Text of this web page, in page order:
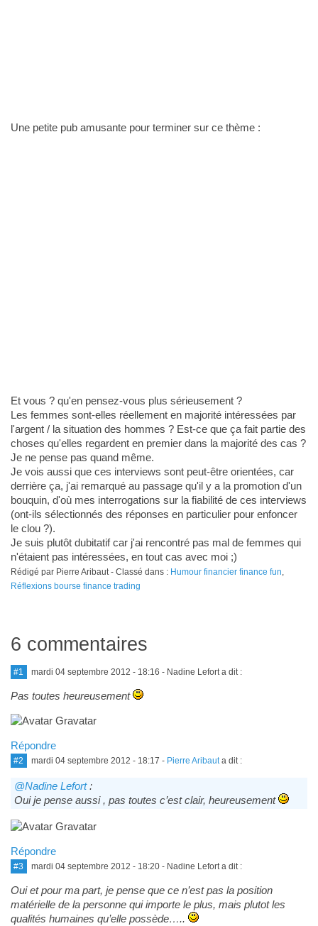
Une petite pub amusante pour terminer sur ce thème :
Et vous ? qu'en pensez-vous plus sérieusement ?
Les femmes sont-elles réellement en majorité intéressées par
l'argent / la situation des hommes ? Est-ce que ça fait partie des
choses qu'elles regardent en premier dans la majorité des cas ?
Je ne pense pas quand même.
Je vois aussi que ces interviews sont peut-être orientées, car
derrière ça, j'ai remarqué au passage qu'il y a la promotion d'un
bouquin, d'où mes interrogations sur la fiabilité de ces interviews
(ont-ils sélectionnés des réponses en particulier pour enfoncer
le clou ?).
Je suis plutôt dubitatif car j'ai rencontré pas mal de femmes qui
n'étaient pas intéressées, en tout cas avec moi ;)
Rédigé par Pierre Aribaut - Classé dans : Humour financier finance fun,
Réflexions bourse finance trading
6 commentaires
#1 mardi 04 septembre 2012 - 18:16 - Nadine Lefort a dit :
Pas toutes heureusement
Répondre
#2 mardi 04 septembre 2012 - 18:17 - Pierre Aribauta dit :
@Nadine Lefort:
Oui je pense aussi , pas toutes c’est clair, heureusement
Répondre
#3 mardi 04 septembre 2012 - 18:20- Nadine Lefort a dit :
Oui et pour ma part, je pense que ce n’est pas la position
matérielle de la personne qui importe le plus, mais plutot les
qualités humaines qu’elle possède…..